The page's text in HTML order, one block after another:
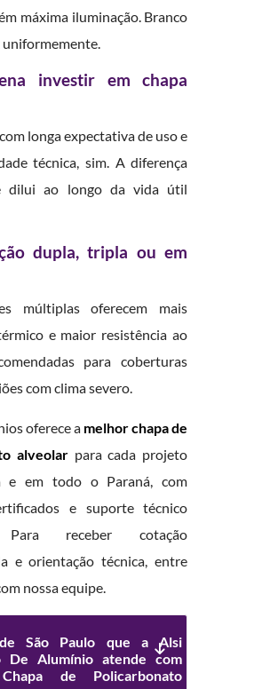
máxima iluminação. Branco
uniformemente.
investir em chapa
longa expectativa de uso e
técnica, sim. A diferença
dilui ao longo da vida útil
dupla, tripla ou em
múltiplas oferecem mais
e maior resistência ao
para coberturas
com clima severo.
oferece a melhor chapa de
alveolarpara cada projeto
e em todo o Paraná, com
e suporte técnico
Para receber cotação
e orientação técnica, entre
nossa equipe.
de São Paulo que a Alsi
De Alumínio atende com
de Policarbonato